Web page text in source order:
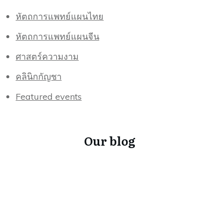
หัตถการแพทย์แผนไทย
หัตถการแพทย์แผนจีน
ศาสตร์ความงาม
คลินิกกัญชา
Featured events
Our blog